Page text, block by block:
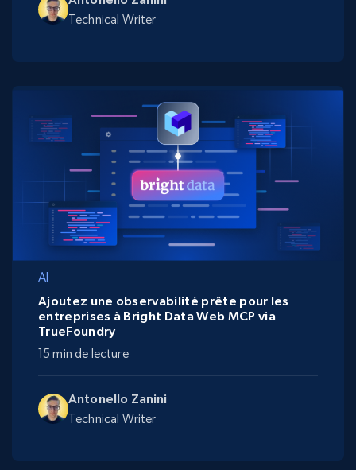
Technical Writer
AI
Antonello Zanini
Technical Writer
Ajoutez une observabilité prête pour les
entreprises à Bright Data Web MCP via
TrueFoundry
15 min de lecture